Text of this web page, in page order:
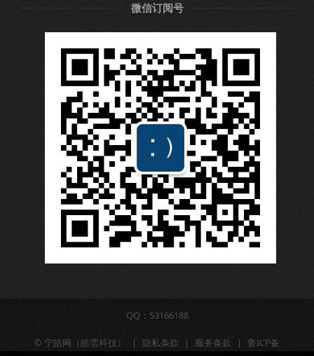
微信订阅号
QQ：53166188
© 宁皓网（皓雪科技） | 隐私条款 | 服务条款 |
鲁ICP备